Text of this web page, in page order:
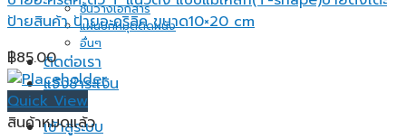
ชั้นวางเอกสาร
แผ่นปักหมุดติดผนัง
อื่นๆ
ติดต่อเรา
แจ้งชำระเงิน
เข้าสู่ระบบ
ป้ายสินค้า ป้ายอะคริลิค ขนาด10×20 cm
฿85.00
Quick View
สินค้าหมดแล้ว